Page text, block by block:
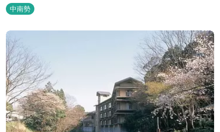
中南勢